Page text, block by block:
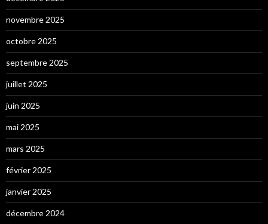
novembre 2025
octobre 2025
septembre 2025
juillet 2025
juin 2025
mai 2025
mars 2025
février 2025
janvier 2025
décembre 2024